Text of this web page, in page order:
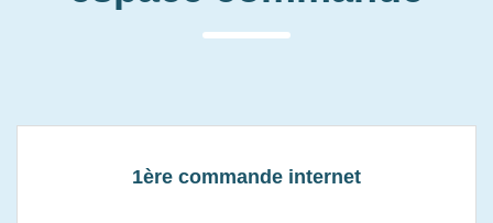
1ère commande internet